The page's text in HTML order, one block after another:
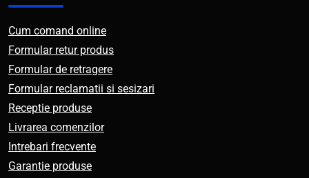
Cum comand online
Formular retur produs
Formular de retragere
Formular reclamatii si sesizari
Receptie produse
Livrarea comenzilor
Intrebari frecvente
Garantie produse